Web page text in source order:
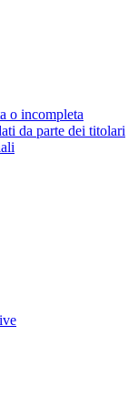
o incompleta
da parte dei titolari